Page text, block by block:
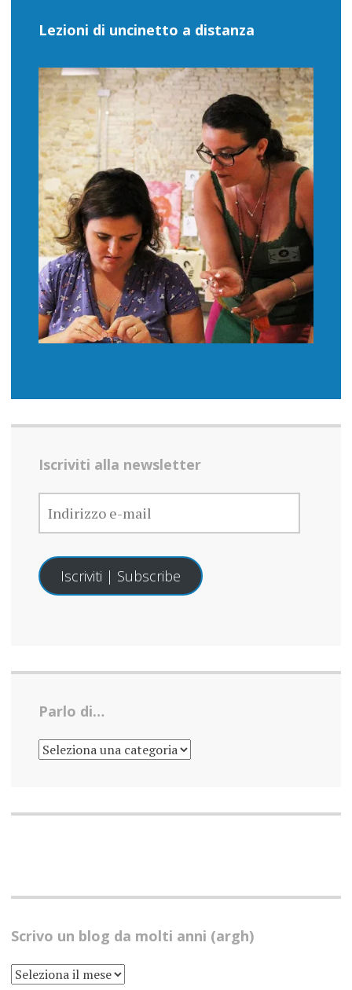
Lezioni di uncinetto a distanza
Iscriviti alla newsletter
INDIRIZZO
E-
MAIL
Iscriviti | Subscribe
Parlo di…
PARLO
DI…
Scrivo un blog da molti anni (argh)
SCRIVO
UN